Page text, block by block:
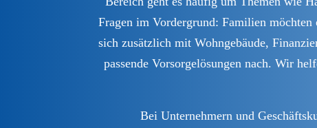
Fragen im Vordergrund: Familien
sich zusätzlich mit Wohngebäude,
passende Vorsorgelösungen nach. Wir
Bei Unternehmern und